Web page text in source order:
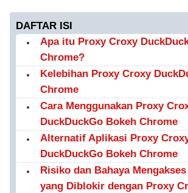
DAFTAR ISI
Apa itu Proxy Croxy
Chrome?
Kelebihan Proxy Croxy
Chrome
Cara Menggunakan Proxy
DuckDuckGo Bokeh Chrome
Alternatif Aplikasi Proxy
DuckDuckGo Bokeh Chrome
Risiko dan Bahaya
yang Diblokir dengan Proxy